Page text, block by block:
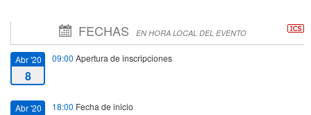
FECHAS EN HORA LOCAL DEL EVENTO
Abr '20
8
09:00 Apertura de inscripciones
Abr '20 18:00 Fecha de inicio